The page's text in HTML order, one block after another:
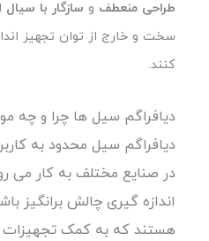
طراحی منعطف و سازگار با سیال
سخت و خارج از توان تجهیز
کنند.
دیافراگم سیل ها چرا و چه
دیافراگم سیل محدود به
در صنایع مختلف به کار می
اندازه گیری چالش برانگیز
هستند که به کمک تجهیزات